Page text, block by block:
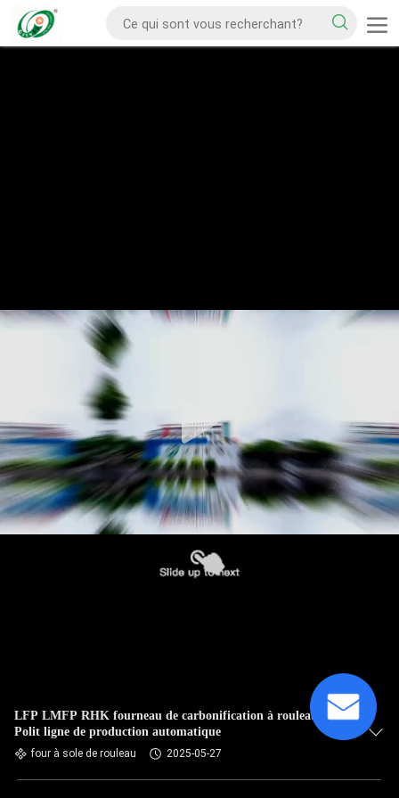
LFP LMFP RHK fourneau de carbonification à rouleaux
Polit ligne de production automatique
four à sole de rouleau 2025-05-27